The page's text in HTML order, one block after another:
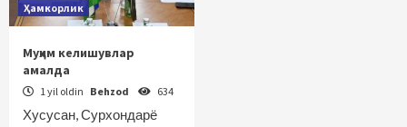
Ҳамкорлик
Муҳим келишувлар
амалда
1 yil oldin Behzod 634
Хусусан, Сурхондарё